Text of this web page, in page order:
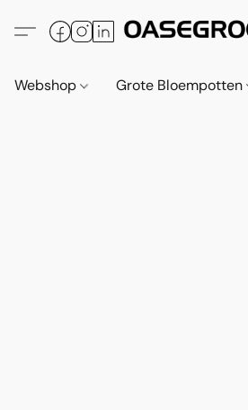
Webshop Grote Bloempotten